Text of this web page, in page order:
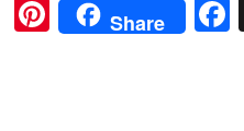
Pinterest
Share